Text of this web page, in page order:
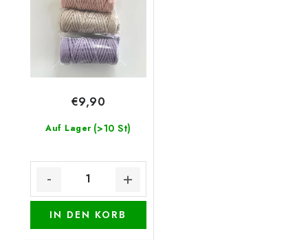
Auf Lager (>10 St)
€9,90
IN DEN KORB